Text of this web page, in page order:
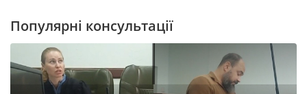
Популярні консультації